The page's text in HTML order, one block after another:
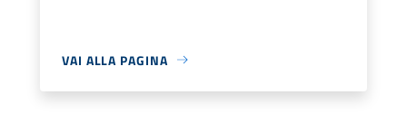
VAI ALLA PAGINA